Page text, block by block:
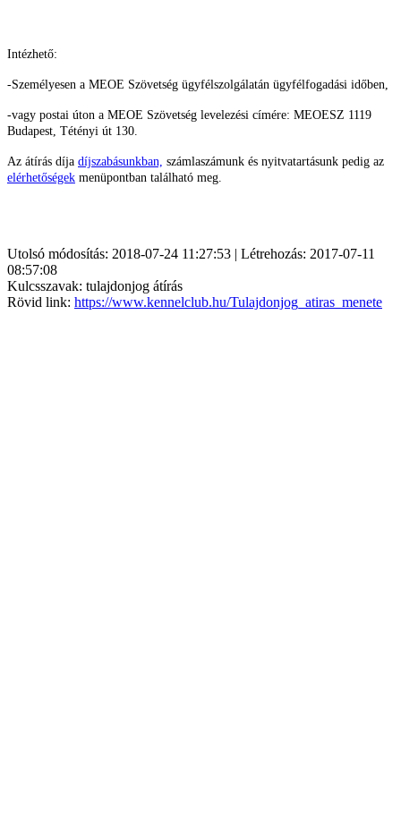
Intézhető:
-Személyesen a MEOE Szövetség ügyfélszolgálatán ügyfélfogadási időben,
-vagy postai úton a MEOE Szövetség levelezési címére: MEOESZ 1119
Budapest, Tétényi út 130.
Az átírás díja díjszabásunkban, számlaszámunk és nyitvatartásunk pedig az
elérhetőségek menüpontban található meg.
Utolsó módosítás: 2018-07-24 11:27:53 | Létrehozás: 2017-07-11
08:57:08
Kulcsszavak: tulajdonjog átírás
Rövid link: https://www.kennelclub.hu/Tulajdonjog_atiras_menete